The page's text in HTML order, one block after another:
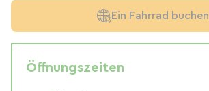
Ein Fahrrad buchen
Öffnungszeiten